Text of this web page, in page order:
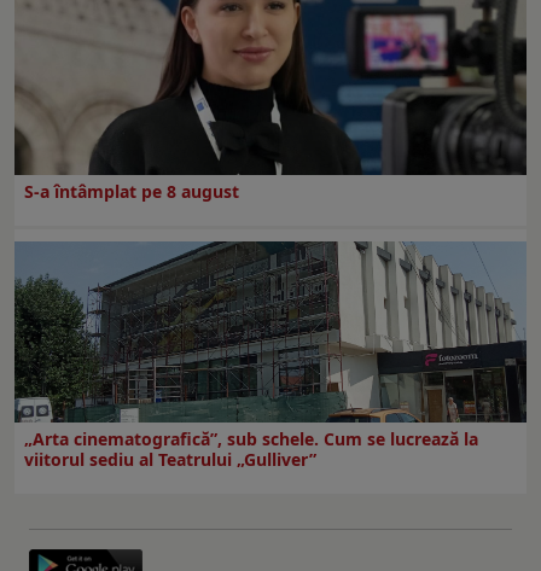
S-a întâmplat pe 8 august
„Arta cinematografică”, sub schele. Cum se lucrează la
viitorul sediu al Teatrului „Gulliver”